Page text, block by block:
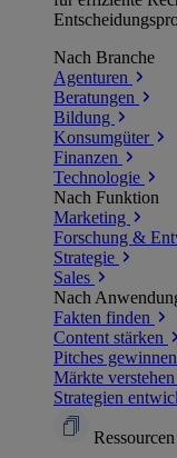
Nach Branche
Agenturen
Beratungen
Bildung
Konsumgüter
Finanzen
Technologie
Nach Funktion
Marketing
Forschung &
Strategie
Sales
Nach
Fakten finden
Content stärken
Pitches gewinnen
Märkte verstehen
Strategien
Ressourcen